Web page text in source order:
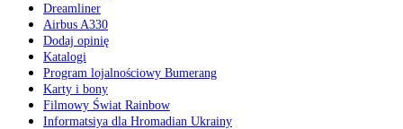
Dreamliner
Airbus A330
Dodaj opinię
Katalogi
Program lojalnościowy Bumerang
Karty i bony
Filmowy Świat Rainbow
Informatsiya dla Hromadian Ukrainy